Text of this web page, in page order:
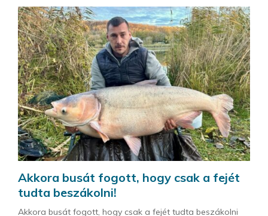
Akkora busát fogott, hogy csak a fejét
tudta beszákolni!
Akkora busát fogott, hogy csak a fejét tudta beszákolni